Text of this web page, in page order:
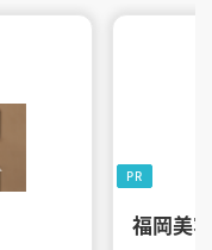
福岡美
PR